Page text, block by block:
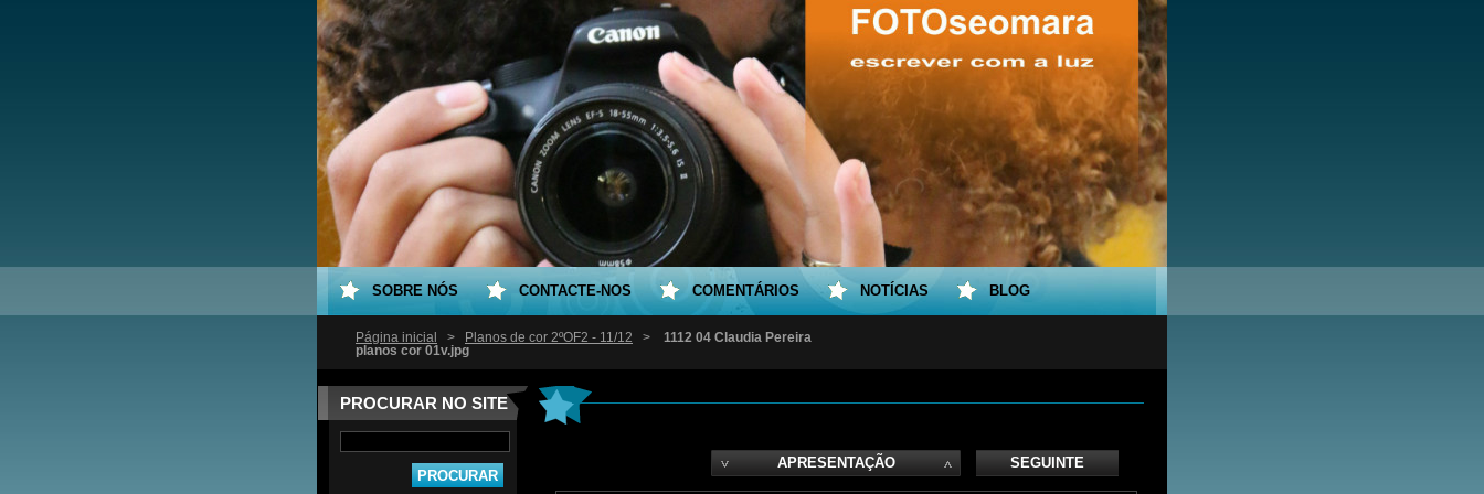
Página inicial > Planos de cor 2ºOF2 - 11/12 >
1112 04 Claudia Pereira
planos cor 01v.jpg
PROCURAR NO SITE
APRESENTAÇÃO SEGUINTE
SOBRE NÓS CONTACTE-NOS COMENTÁRIOS NOTÍCIAS BLOG